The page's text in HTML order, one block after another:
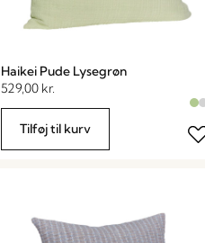
Haikei Pude Lysegrøn
529,00 kr.
Tilføj til kurv